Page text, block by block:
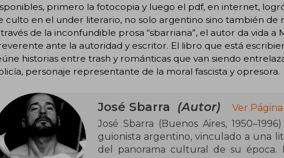
primero la fotocopia y luego el pdf, en internet,
culto en el under literario, no solo argentino sino también de
de la inconfundible prosa “sbarriana”, el autor da vida
ante la autoridad y escritor. El libro que está
historias entre trash y románticas que van siendo
personaje representante de la moral fascista y opresora.
José Sbarra (Autor)
Ver
José Sbarra (Buenos Aires,
guionista argentino, vinculado a una
del panorama cultural de su época.